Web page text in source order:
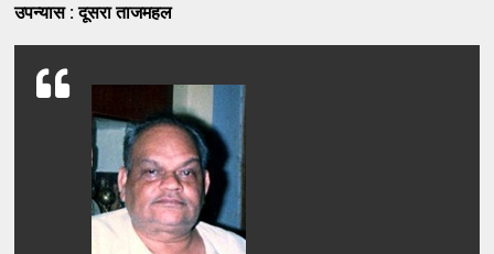
उपन्यास : दूसरा ताजमहल